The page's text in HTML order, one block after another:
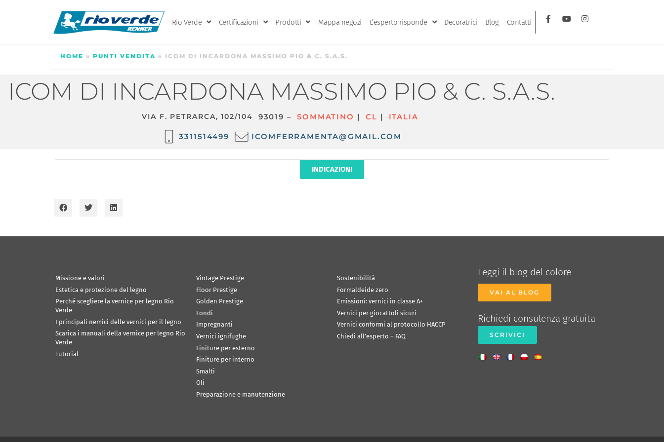
Rio Verde Certificazioni Prodotti Mappa negozi L’esperto risponde Decoratrici Blog Contatti
HOME » PUNTI VENDITA » ICOM DI INCARDONA MASSIMO PIO & C. S.A.S.
ICOM DI INCARDONA MASSIMO PIO & C. S.A.S.
VIA F. PETRARCA, 102/104 93019 – SOMMATINO | CL | ITALIA
3311514499 ICOMFERRAMENTA@GMAIL.COM
INDICAZIONI
Missione e valori
Estetica e protezione del legno
Perché scegliere la vernice per legno Rio
Verde
I principali nemici delle vernici per il legno
Scarica i manuali della vernice per legno Rio
Verde
Tutorial
Vintage Prestige
Floor Prestige
Golden Prestige
Fondi
Impregnanti
Vernici ignifughe
Finiture per esterno
Finiture per interno
Smalti
Oli
Preparazione e manutenzione
Sostenibilità
Formaldeide zero
Emissioni: vernici in classe A+
Vernici per giocattoli sicuri
Vernici conformi al protocollo HACCP
Chiedi all’esperto – FAQ
Leggi il blog del colore
VAI AL BLOG
Richiedi consulenza gratuita
SCRIVICI